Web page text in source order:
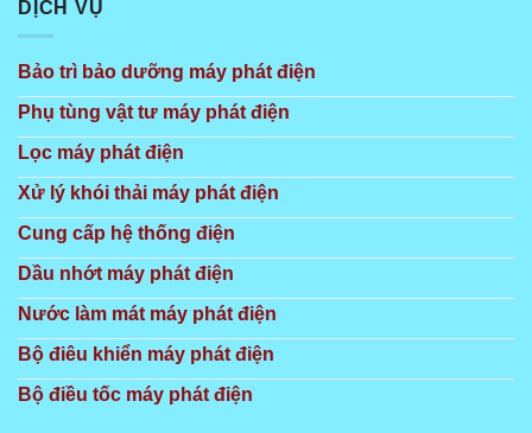
DỊCH VỤ
Bảo trì bảo dưỡng máy phát điện
Phụ tùng vật tư máy phát điện
Lọc máy phát điện
Xử lý khói thải máy phát điện
Cung cấp hệ thống điện
Dầu nhớt máy phát điện
Nước làm mát máy phát điện
Bộ điêu khiển máy phát điện
Bộ điều tốc máy phát điện